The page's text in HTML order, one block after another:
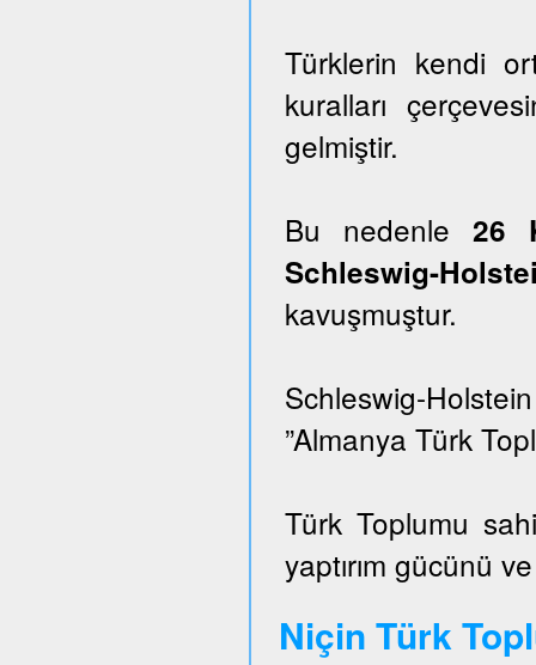
Türklerin kendi
kuralları
gelmiştir.
Bu nedenle26
Schleswig-
kavuşmuştur.
Schleswig-
”Almanya Türk
Türk Toplumu
yaptırım gücünü
Niçin Türk